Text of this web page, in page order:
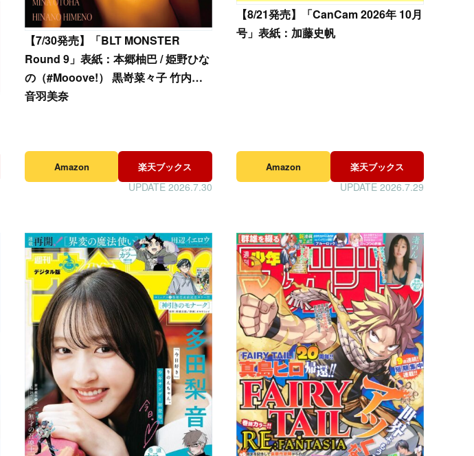
【7/30発売】「BLT MONSTER
Round 9」表紙：本郷柚巴 / 姫野ひな
の（#Mooove!） 黒嵜菜々子 竹内花
音羽美奈
Amazon 楽天ブックス
UPDATE 2026.7.30
【8/21発売】「CanCam 2026年 10月
号」表紙：加藤史帆
Amazon 楽天ブックス
UPDATE 2026.7.29